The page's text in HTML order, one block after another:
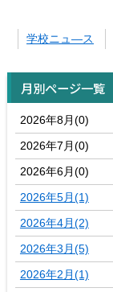
学校ニュ―ス
月別ページ一覧
2026年8月(0)
2026年7月(0)
2026年6月(0)
2026年5月(1)
2026年4月(2)
2026年3月(5)
2026年2月(1)